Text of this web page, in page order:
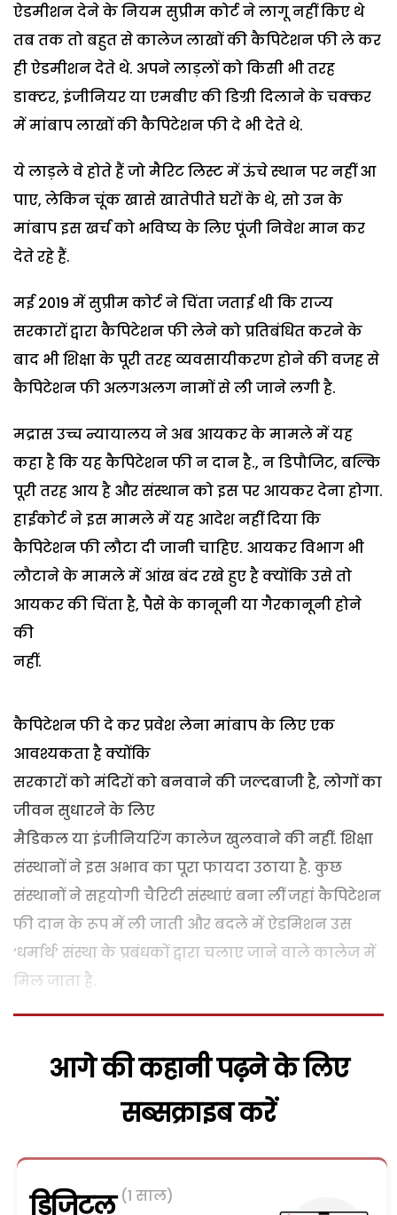
ऐडमीशन देने के नियम सुप्रीम कोर्ट ने लागू नहीं किए थे
तब तक तो बहुत से कालेज लाखों की कैपिटेशन फी ले कर
ही ऐडमीशन देते थे. अपने लाड़लों को किसी भी तरह
डाक्टर, इंजीनियर या एमबीए की डिग्री दिलाने के चक्कर
में मांबाप लाखों की कैपिटेशन फी दे भी देते थे.
ये लाड़ले वे होते हैं जो मैरिट लिस्ट में ऊंचे स्थान पर नहीं आ
पाए, लेकिन चूंक खासे खातेपीते घरों के थे, सो उन के
मांबाप इस खर्च को भविष्य के लिए पूंजी निवेश मान कर
देते रहे हैं.
मई 2019 में सुप्रीम कोर्ट ने चिंता जताई थी कि राज्य
सरकारों द्वारा कैपिटेशन फी लेने को प्रतिबंधित करने के
बाद भी शिक्षा के पूरी तरह व्यवसायीकरण होने की वजह से
कैपिटेशन फी अलगअलग नामों से ली जाने लगी है.
मद्रास उच्च न्यायालय ने अब आयकर के मामले में यह
कहा है कि यह कैपिटेशन फी न दान है., न डिपौजिट, बल्कि
पूरी तरह आय है और संस्थान को इस पर आयकर देना होगा.
हाईकोर्ट ने इस मामले में यह आदेश नहीं दिया कि
कैपिटेशन फी लौटा दी जानी चाहिए. आयकर विभाग भी
लौटाने के मामले में आंख बंद रखे हुए है क्योंकि उसे तो
आयकर की चिंता है, पैसे के कानूनी या गैरकानूनी होने
की
नहीं.
कैपिटेशन फी दे कर प्रवेश लेना मांबाप के लिए एक
आवश्यकता है क्योंकि
सरकारों को मंदिरों को बनवाने की जल्दबाजी है, लोगों का
जीवन सुधारने के लिए
मैडिकल या इंजीनियरिंग कालेज खुलवाने की नहीं. शिक्षा
संस्थानों ने इस अभाव का पूरा फायदा उठाया है. कुछ
संस्थानों ने सहयोगी चैरिटी संस्थाएं बना लीं जहां कैपिटेशन
फी दान के रूप में ली जाती और बदले में ऐडमिशन उस
‘धर्मार्थ’ संस्था के प्रबंधकों द्वारा चलाए जाने वाले कालेज में
मिल जाता है.
आगे की कहानी पढ़ने के लिए
सब्सक्राइब करें
डिजिटल (1 साल)